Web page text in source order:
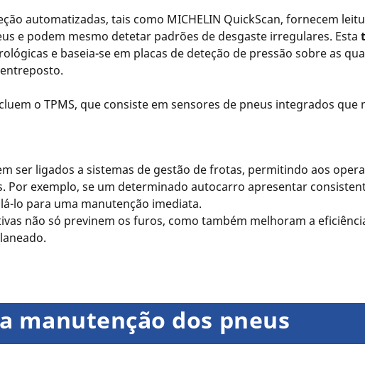
automatizadas, tais como MICHELIN QuickScan, fornecem
e podem mesmo detetar padrões de desgaste irregulares. Esta
e baseia-se em placas de deteção de pressão sobre as
o TPMS, que consiste em sensores de pneus integrados
ser ligados a sistemas de gestão de frotas, permitindo aos
Por exemplo, se um determinado autocarro apresentar
lo para uma manutenção imediata.
não só previnem os furos, como também melhoram a
manutenção dos pneus